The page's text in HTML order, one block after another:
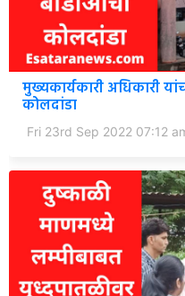
मुख्यकार्यकारी अधिकारी
कोलदांडा
Fri 23rd Sep 2022 07:12